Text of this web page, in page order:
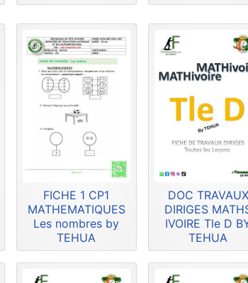
FICHE 1 CP1
MATHEMATIQUES
Les nombres by
TEHUA
DOC TRAVAUX
DIRIGES
IVOIRE Tle D
TEHUA